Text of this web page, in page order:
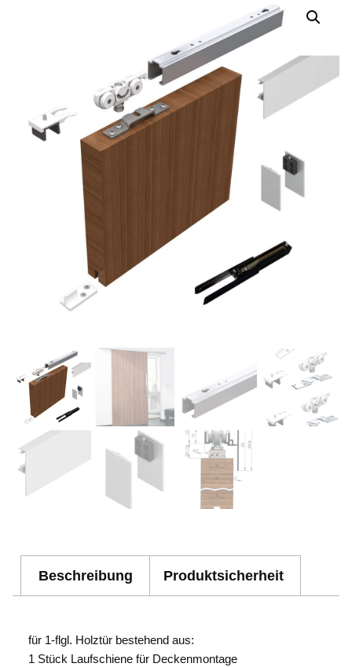
Beschreibung Produktsicherheit
für 1-flgl. Holztür bestehend aus:
1 Stück Laufschiene für Deckenmontage